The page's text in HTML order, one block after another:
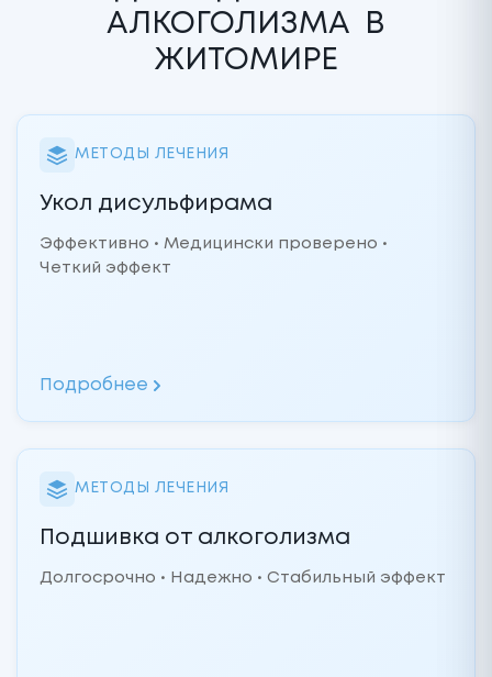
АЛКОГОЛИЗМА В
ЖИТОМИРЕ
МЕТОДЫ ЛЕЧЕНИЯ
Укол дисульфирама
Эффективно • Медицински проверено •
Четкий эффект
Подробнее
МЕТОДЫ ЛЕЧЕНИЯ
Подшивка от алкоголизма
Долгосрочно • Надежно • Стабильный эффект